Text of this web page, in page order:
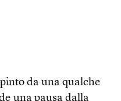
da una qualche
una pausa dalla